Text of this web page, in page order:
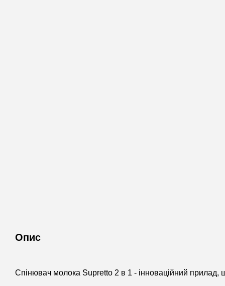
Опис
Спінювач молока Supretto 2 в 1 - інноваційний прилад,